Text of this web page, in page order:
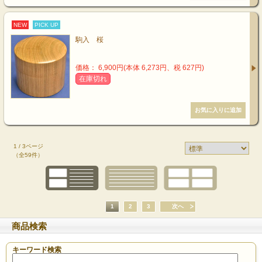
NEW PICK UP
駒入 桜
価格： 6,900円(本体 6,273円、税 627円)
在庫切れ
1 / 3ページ
（全59件）
1 2 3 次へ
商品検索
キーワード検索